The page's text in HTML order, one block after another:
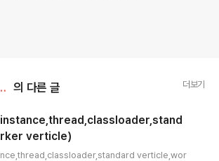
니다. Linkedin :
in/terrycho75/
Vert.x & Node.js 의 다른 글 더보기
verticle)
verticle,wor